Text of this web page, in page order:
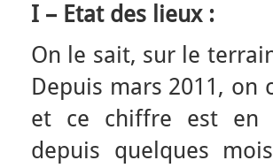
I – Etat des lieux :
On le sait, sur le
Depuis mars 2011, on
et ce chiffre est en
depuis quelques